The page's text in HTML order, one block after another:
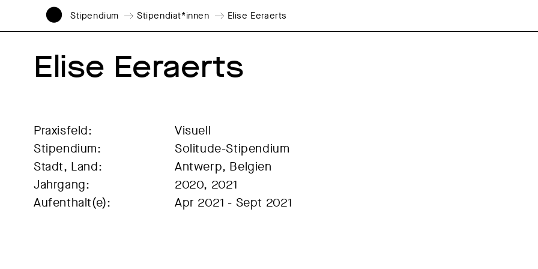
Stipendium Stipendiat*innen Elise Eeraerts
Elise Eeraerts
Praxisfeld:
Visuell
Stipendium:
Solitude-Stipendium
Stadt, Land:
Antwerp, Belgien
Jahrgang:
2020, 2021
Aufenthalt(e):
Apr 2021 - Sept 2021